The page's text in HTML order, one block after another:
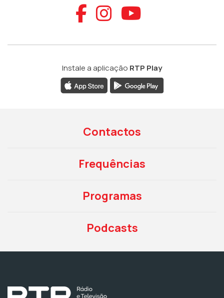
Aceder ao
Aceder ao
Aceder
Instale a aplicação RTP Play
Contactos
Frequências
Programas
Podcasts